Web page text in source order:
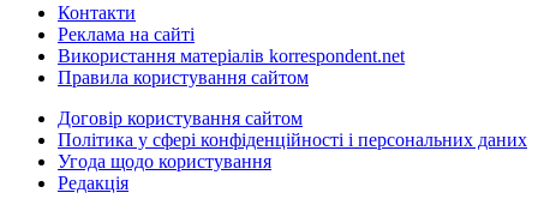
Контакти
Реклама на сайті
Використання матеріалів korrespondent.net
Правила користування сайтом
Договір користування сайтом
Політика у сфері конфіденційності і персональних даних
Угода щодо користування
Редакція